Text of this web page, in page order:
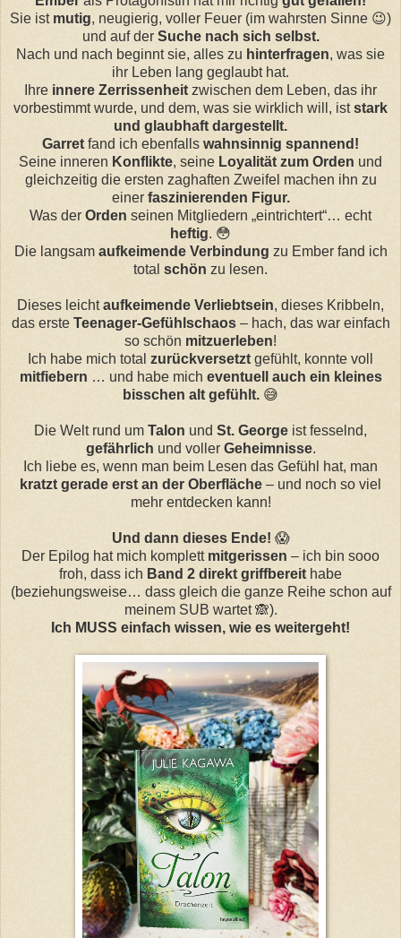
Sie ist mutig, neugierig, voller Feuer (im wahrsten Sinne 😉)
und auf der Suche nach sich selbst.
Nach und nach beginnt sie, alles zu hinterfragen, was sie
ihr Leben lang geglaubt hat.
Ihre innere Zerrissenheit zwischen dem Leben, das ihr
vorbestimmt wurde, und dem, was sie wirklich will, iststark
und glaubhaft dargestellt.
Garret fand ich ebenfalls wahnsinnig spannend!
Seine inneren Konflikte, seine Loyalität zum Orden und
gleichzeitig die ersten zaghaften Zweifel machen ihn zu
einer faszinierenden Figur.
Was der Orden seinen Mitgliedern „eintrichtert“… echt
heftig. 😳
Die langsam aufkeimende Verbindung zu Ember fand ich
total schön zu lesen.
Dieses leichtaufkeimende Verliebtsein, dieses Kribbeln,
das erste Teenager-Gefühlschaos – hach, das war einfach
so schön mitzuerleben!
Ich habe mich total zurückversetzt gefühlt, konnte voll
mitfiebern … und habe mich eventuell auch ein kleines
bisschen alt gefühlt. 😅
Die Welt rund um Talon und St. George ist fesselnd,
gefährlich und voller Geheimnisse.
Ich liebe es, wenn man beim Lesen das Gefühl hat, man
kratzt gerade erst an der Oberfläche – und noch so viel
mehr entdecken kann!
Und dann dieses Ende! 😱
Der Epilog hat mich komplett mitgerissen – ich bin sooo
froh, dass ich Band 2 direkt griffbereit habe
(beziehungsweise… dass gleich die ganze Reihe schon auf
meinem SUB wartet 🙈).
Ich MUSS einfach wissen, wie es weitergeht!